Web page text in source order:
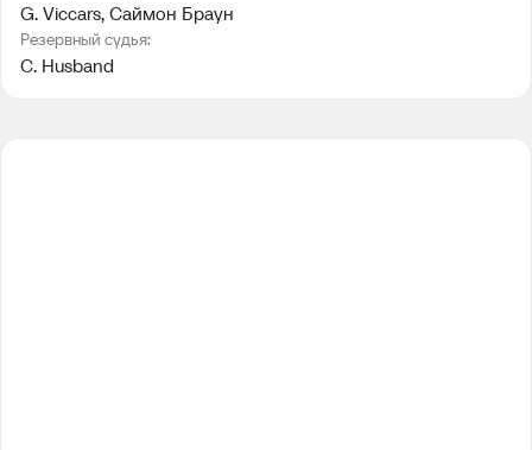
G. Viccars, Саймон Браун
Резервный судья:
C. Husband